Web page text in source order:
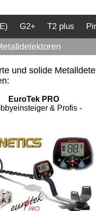
G2+ T2 plus
und solide
EuroTek PRO
& Profis -